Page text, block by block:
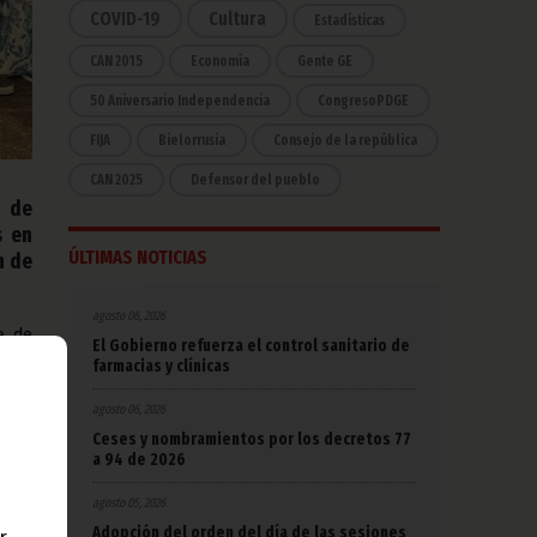
de
en
de
de
y
COVID-19 Cultura Estadísticas
CAN 2015 Economía Gente GE
50 Aniversario Independencia CongresoPDGE
FIJA Bielorrusia Consejo de la república
CAN 2025 Defensor del pueblo
ÚLTIMAS NOTICIAS
agosto 06, 2026
El Gobierno refuerza el control sanitario de
farmacias y clínicas
agosto 06, 2026
Ceses y nombramientos por los decretos 77
a 94 de 2026
agosto 05, 2026
Adopción del orden del día de las sesiones